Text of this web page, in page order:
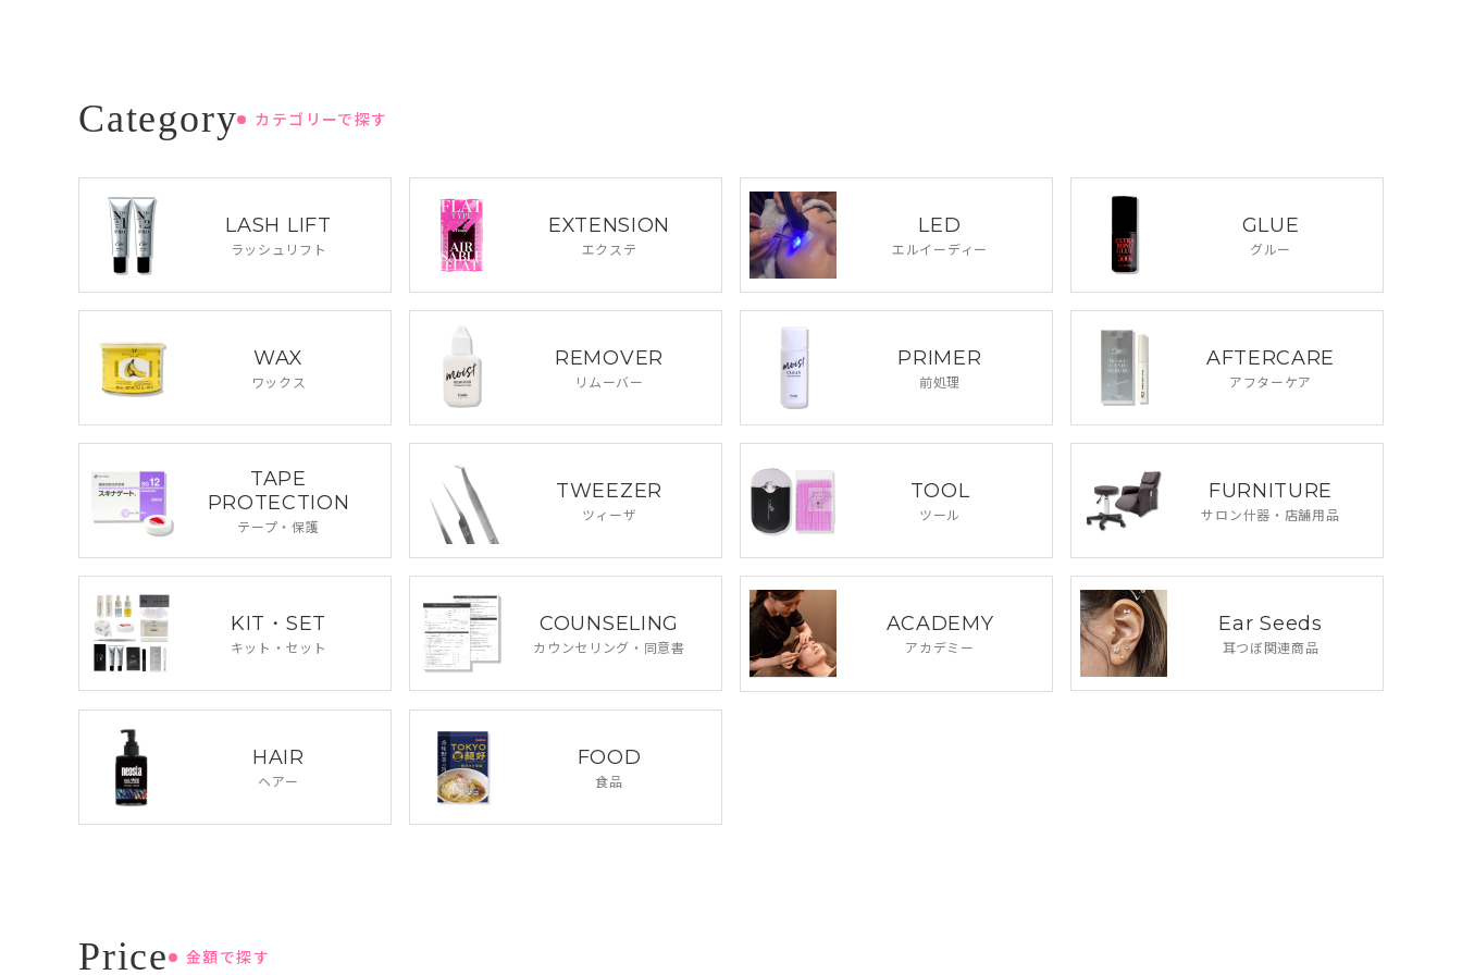
カテゴリーで探す
LASH LIFT
ラッシュリフト
EXTENSION
エクステ
LED
エルイーディー
GLUE
グルー
WAX
ワックス
REMOVER
リムーバー
PRIMER
前処理
AFTERCARE
アフターケア
TAPE
PROTECTION
テープ・保護
TWEEZER
ツィーザ
TOOL
ツール
FURNITURE
サロン什器・ 店舗用品
KIT・SET
キット・セット
COUNSELING
カウンセリング・ 同意書
ACADEMY
アカデミー
Ear Seeds
耳つぼ関連商品
HAIR
ヘアー
FOOD
食品
金額で探す